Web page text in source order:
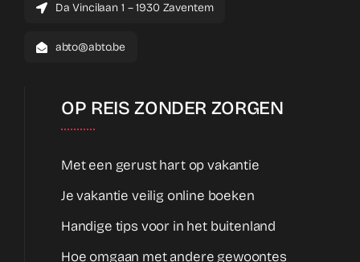
Da Vincilaan 1 – 1930 Zaventem
abto@abto.be
OP REIS ZONDER ZORGEN
Met een gerust hart op vakantie
Je vakantie veilig online boeken
Handige tips voor in het buitenland
Hoe omgaan met andere gewoontes